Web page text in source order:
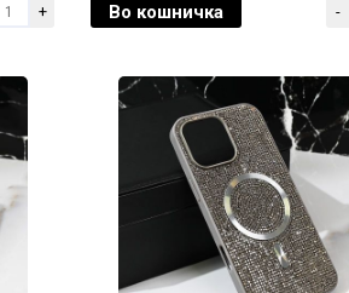
+
350 ден
Во кошничка -